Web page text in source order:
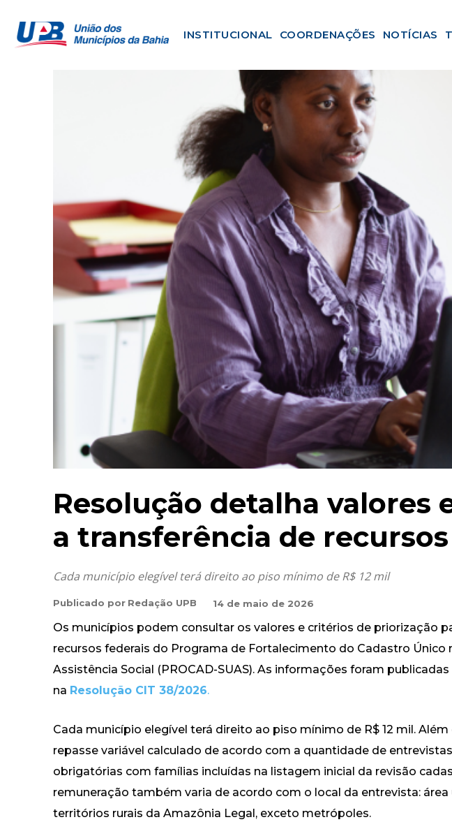
INSTITUCIONAL COORDENAÇÕES NOTÍCIAS
Resolução detalha valores
a transferência de recursos
Cada município elegível terá direito ao piso mínimo de R$ 12 mil
Publicado por Redação UPB 14 de maio de 2026
Os municípios podem consultar os valores e critérios de priorização
recursos federais do Programa de Fortalecimento do Cadastro Único
Assistência Social (PROCAD-SUAS). As informações foram
na Resolução CIT 38/2026.
Cada município elegível terá direito ao piso mínimo de R$ 12 mil. Além
repasse variável calculado de acordo com a quantidade de
obrigatórias com famílias incluídas na listagem inicial da revisão
remuneração também varia de acordo com o local da entrevista: área
territórios rurais da Amazônia Legal, exceto metrópoles.